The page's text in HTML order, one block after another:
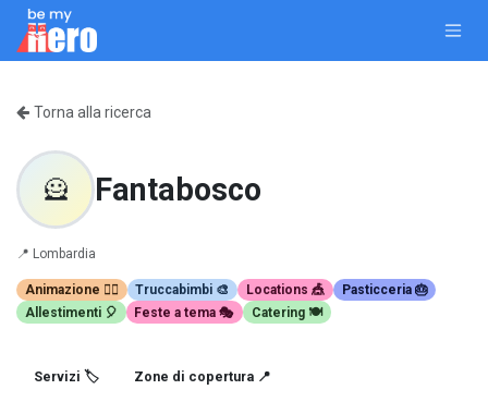
Passa al contenuto
Torna alla ricerca
🦸 Fantabosco
📍 Lombardia
Animazione 🤹‍♂️ Truccabimbi 🎨 Locations 🎪
Pasticceria 🎂
Allestimenti 🎈
Feste a tema 🎭 Catering 🍽️
Servizi 🏷️ Zone di copertura 📍